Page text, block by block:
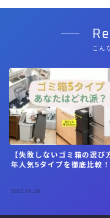
こん
【失敗しないゴミ箱の選び
年人気5タイプを徹底比較！
2025.04.24